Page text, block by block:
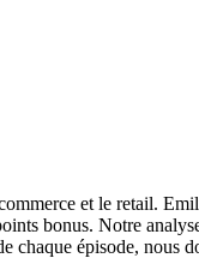
et le retail.
bonus. Notre
épisode, nous